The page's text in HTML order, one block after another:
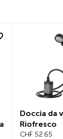
Doccia da
Riofresco
CHF 52.65